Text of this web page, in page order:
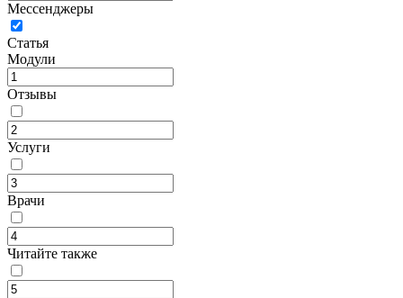
Мессенджеры
Статья
Модули
Отзывы
Услуги
Врачи
Читайте также